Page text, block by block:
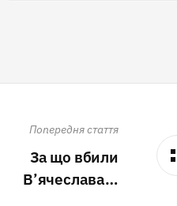
Попередня стаття
За що вбили
В’ячеслава…